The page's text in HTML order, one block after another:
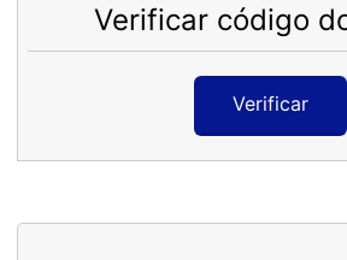
Verificar código
Verificar